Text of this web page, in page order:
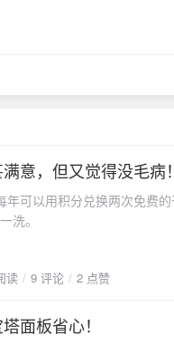
意，但又觉得没毛病！
可以用积分兑换两次免费的
洗。
读 9 评论 2 点赞
面板省心！